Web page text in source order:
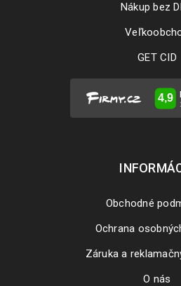
Nákup bez
GET CID
Obchodné
Ochrana
Záruka a
O nás